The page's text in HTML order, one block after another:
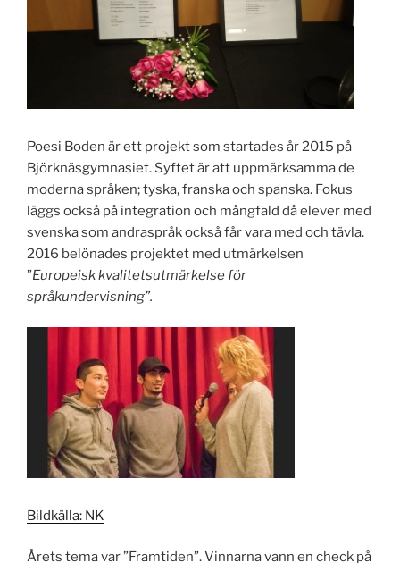
Poesi Boden är ett projekt som startades år 2015 på
Björknäsgymnasiet. Syftet är att uppmärksamma de
moderna språken; tyska, franska och spanska. Fokus
läggs också på integration och mångfald då elever med
svenska som andraspråk också får vara med och tävla.
2016 belönades projektet med utmärkelsen
”Europeisk kvalitetsutmärkelse för
språkundervisning”.
Bildkälla: NK
Årets tema var ”Framtiden”. Vinnarna vann en check på